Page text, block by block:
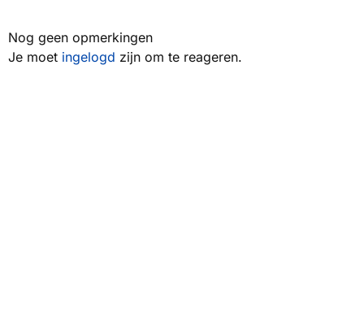
Nog geen opmerkingen
Je moet ingelogd zijn om te reageren.